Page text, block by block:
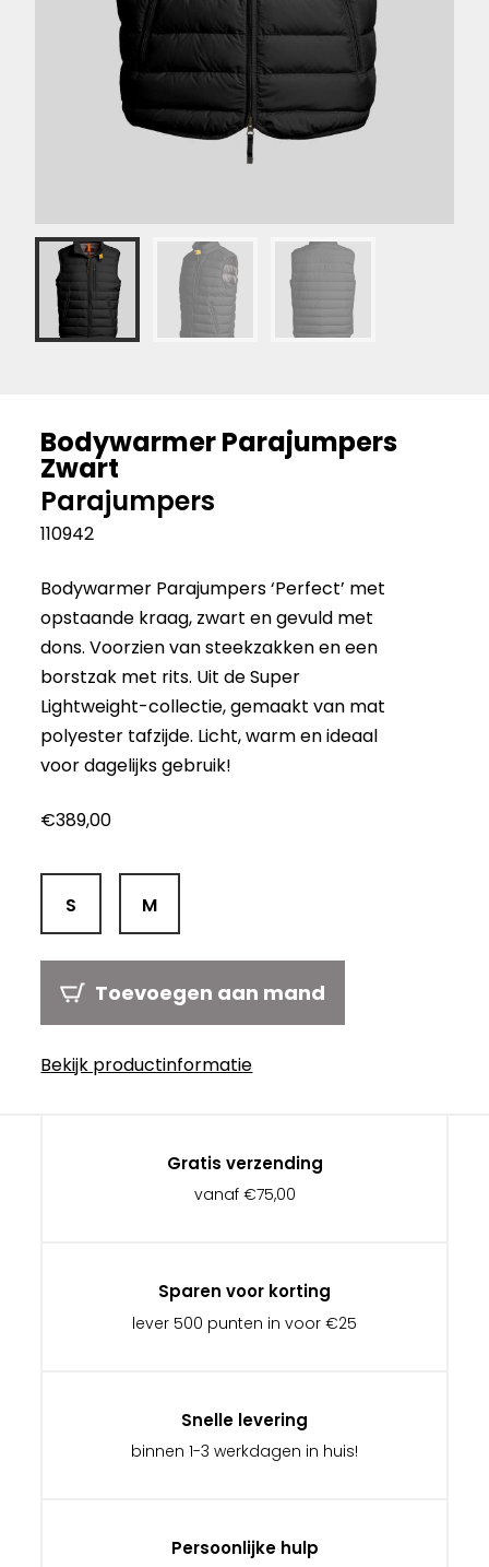
Bodywarmer Parajumpers
Zwart
Parajumpers
110942
Bodywarmer Parajumpers ‘Perfect’ met
opstaande kraag, zwart en gevuld met
dons. Voorzien van steekzakken en een
borstzak met rits. Uit de Super
Lightweight-collectie, gemaakt van mat
polyester tafzijde. Licht, warm en ideaal
voor dagelijks gebruik!
€389,00
S M
Toevoegen aan mand
Bekijk productinformatie
Gratis verzending
vanaf €75,00
Sparen voor korting
lever 500 punten in voor €25
Snelle levering
binnen 1-3 werkdagen in huis!
Persoonlijke hulp